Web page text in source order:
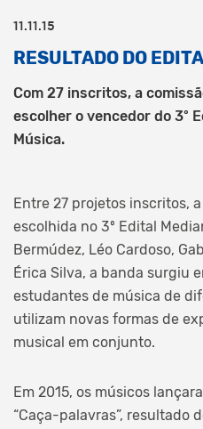
11.11.15
RESULTADO DO
Com 27 inscritos, a
escolher o vencedor do 3º
Música.
Entre 27 projetos inscritos,
escolhida no 3º Edital
Bermúdez, Léo Cardoso,
Érica Silva, a banda surgiu
estudantes de música de
utilizam novas formas de
musical em conjunto.
Em 2015, os músicos
“Caça-palavras”, resultado